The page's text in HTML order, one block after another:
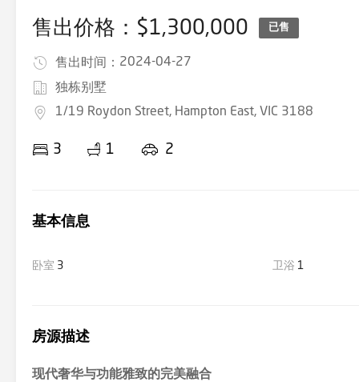
售出价格：$1,300,000 已售
售出时间： 2024-04-27
独栋别墅
1/19 Roydon Street, Hampton East, VIC 3188
3 1 2
基本信息
卧室 3 卫浴 1
房源描述
现代奢华与功能雅致的完美融合